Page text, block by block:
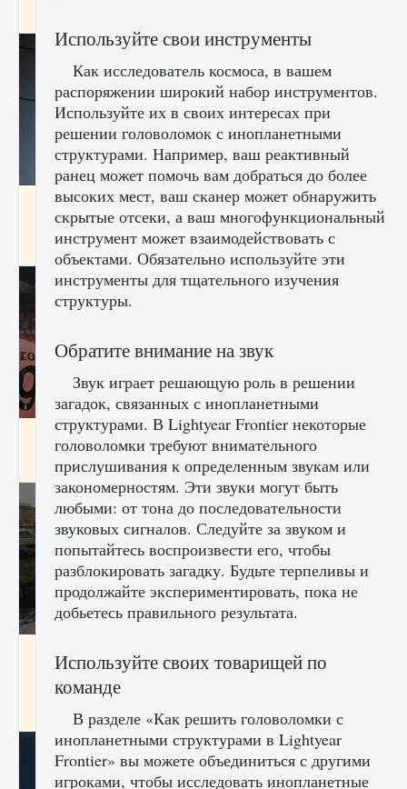
Все новые функции в режиме карьеры EA
FC 25
9 августа 2024 2 096 0 2
Входят ли «Милан» и «Интер» в EA FC 25
9 августа 2024 2 064 0 1
Как исправить текстовую ошибку
пользовательского интерфейса Delta
Force Hawk Ops
9 августа 2024
Используйте свои инструменты
Как исследователь космоса, в вашем
распоряжении широкий набор инструментов.
Используйте их в своих интересах при
решении головоломок с инопланетными
структурами. Например, ваш реактивный
ранец может помочь вам добраться до более
высоких мест, ваш сканер может обнаружить
скрытые отсеки, а ваш многофункциональный
инструмент может взаимодействовать с
объектами. Обязательно используйте эти
инструменты для тщательного изучения
структуры.
Обратите внимание на звук
Звук играет решающую роль в решении
загадок, связанных с инопланетными
структурами. В Lightyear Frontier некоторые
головоломки требуют внимательного
прислушивания к определенным звукам или
закономерностям. Эти звуки могут быть
любыми: от тона до последовательности
звуковых сигналов. Следуйте за звуком и
попытайтесь воспроизвести его, чтобы
разблокировать загадку. Будьте терпеливы и
продолжайте экспериментировать, пока не
добьетесь правильного результата.
Используйте своих товарищей по
команде
В разделе «Как решить головоломки с
инопланетными структурами в Lightyear
Frontier» вы можете объединиться с другими
игроками, чтобы исследовать инопланетные